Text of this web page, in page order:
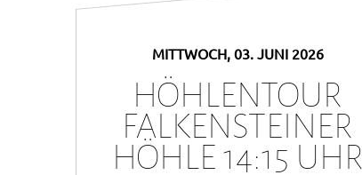
MITTWOCH, 03. JUNI 2026
HÖHLENTOUR
FALKENSTEINER
HÖHLE 14:15 UHR